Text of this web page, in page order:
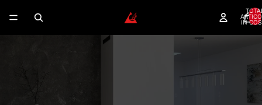
IN
FOCARE LEMNE – GAMA
COMPLETA PENTRU ORICE
Focare Romotop certificate — randament 80%+,